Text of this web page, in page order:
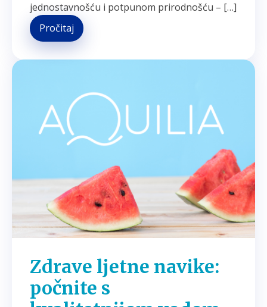
jednostavnošću i potpunom prirodnošću – […]
Pročitaj
Zdrave ljetne navike:
počnite s